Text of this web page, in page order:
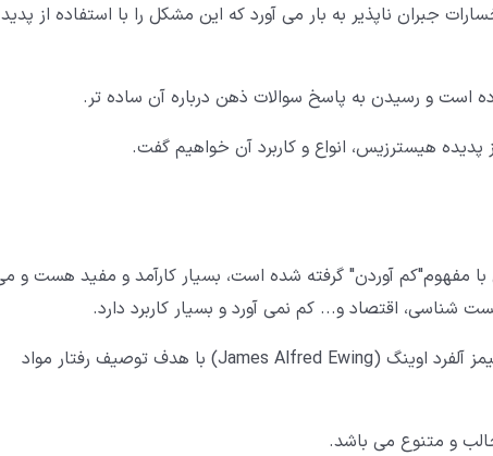
جبران ناپذیر به بار می آورد که این مشکل را با استفاده از
است و رسیدن به پاسخ سوالات ذهن درباره آن ساده تر.
پدیده هیسترزیس، انواع و کاربرد آن خواهیم گفت.
مفهوم"کم آوردن" گرفته شده است، بسیار کارآمد و مفید هست و
شناسی، اقتصاد و... کم نمی آورد و بسیار کاربرد دارد.
این اصطلاح نخستین بار، در سال 1980 میلادی، توسط جیمز آلفرد اوینگ (James Alfred Ewing) با هدف توصیف رفتار مواد
و متنوع می باشد.